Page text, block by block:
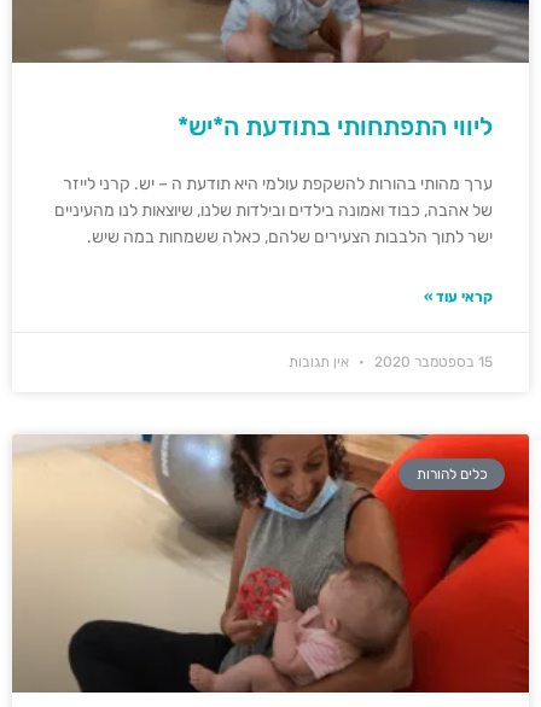
ליווי התפתחותי בתודעת ה*יש*
ערך מהותי בהורות להשקפת עולמי היא תודעת ה – יש. קרני לייזר
של אהבה, כבוד ואמונה בילדים ובילדות שלנו, שיוצאות לנו מהעיניים
ישר לתוך הלבבות הצעירים שלהם, כאלה ששמחות במה שיש.
קראי עוד »
15 בספטמבר 2020 אין תגובות
כלים להורות